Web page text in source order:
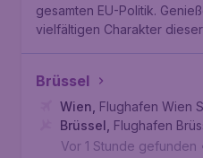
gesamten EU-Politik.
vielfältigen Charakter
Brüssel
Wien Flughafen Wien
Brüssel Flughafen
Vor 1 Stunde gefunden